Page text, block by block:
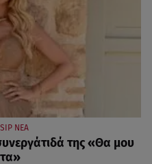
ΝΕΑ
της «Θα μου